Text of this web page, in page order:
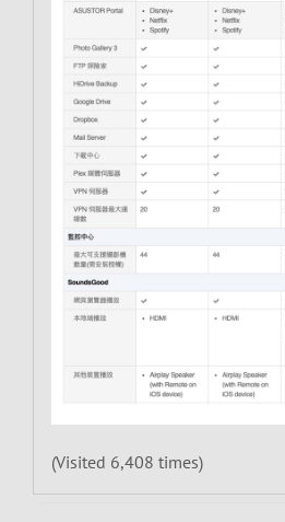
(Visited 6,408 times)